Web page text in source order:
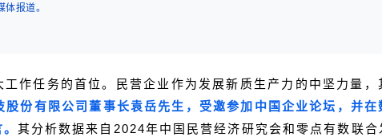
报道。
作任务的首位。民营企业作为发展新质生产力的中坚力量，
份有限公司董事长袁岳先生，受邀参加中国企业论坛，并
其分析数据来自2024年中国民营经济研究会和零点有数联